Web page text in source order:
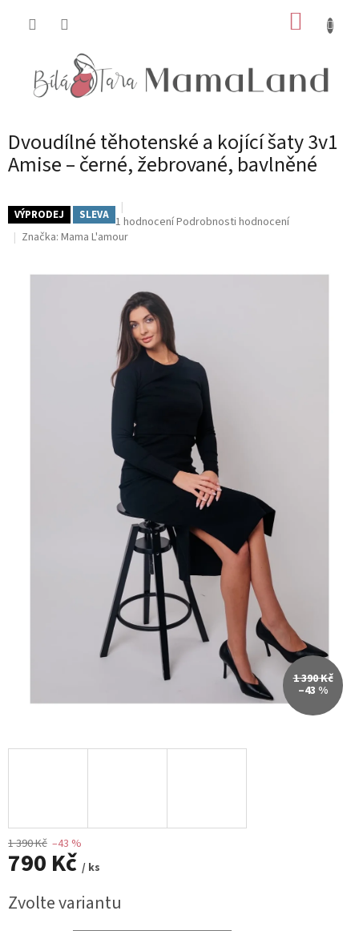
Dvoudílné těhotenské a kojící šaty 3v1
Amise – černé, žebrované, bavlněné
VÝPRODEJ SLEVA Průměrné
hodnocení
5
hvězdiček.
1 hodnoceníPodrobnosti hodnocení
Značka: Mama L'amour
1 390 Kč
–43 %
1 390 Kč –43 %
790 Kč / ks
cena:
Zvolte variantu